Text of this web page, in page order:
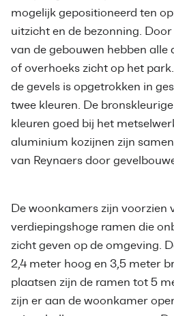
mogelijk gepositioneerd ten
uitzicht en de bezonning.
van de gebouwen hebben
of overhoeks zicht op het
de gevels is opgetrokken in
twee kleuren. De
kleuren goed bij het
aluminium kozijnen zijn
van Reynaers door
De woonkamers zijn voorzien
verdiepingshoge ramen die
zicht geven op de omgeving.
2,4 meter hoog en 3,5 meter
plaatsen zijn de ramen tot 5
zijn er aan de woonkamer